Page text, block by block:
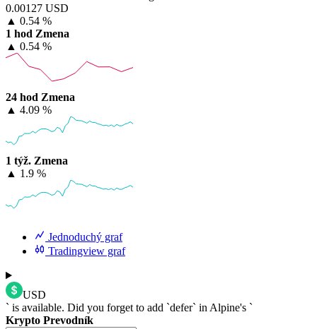
0.00127 USD
▲ 0.54 %
1 hod Zmena
▲ 0.54 %
24 hod Zmena
▲ 4.09 %
1 týž. Zmena
▲ 1.9 %
Jednoduchý graf
Tradingview graf
USD
` is available. Did you forget to add `defer` in Alpine's `
Krypto Prevodník